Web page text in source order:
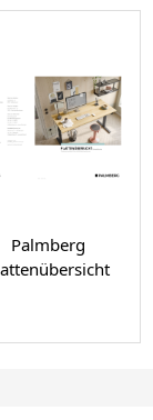
Palmberg